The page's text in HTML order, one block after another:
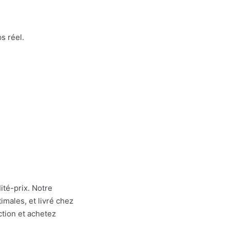
réel.
prix. Notre
et livré chez
et achetez